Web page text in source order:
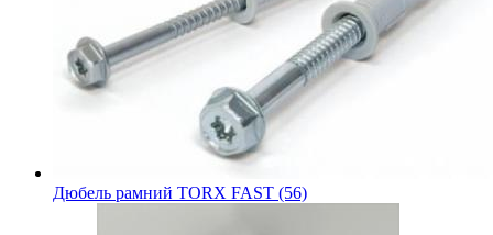
Дюбель рамний TORX FAST (56)